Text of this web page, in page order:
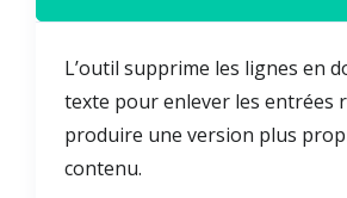
L’outil supprime les lignes en
texte pour enlever les entrées
produire une version plus
contenu.